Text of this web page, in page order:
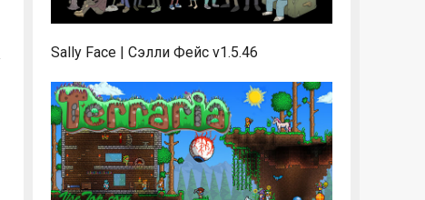
Sally Face | Сэлли Фейс v1.5.46